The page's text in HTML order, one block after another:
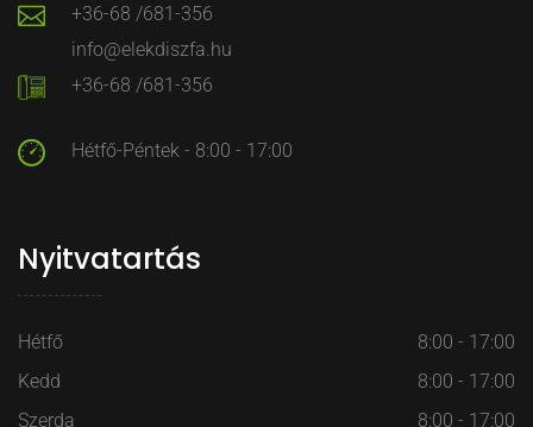
+36-68 /681-356
info@elekdiszfa.hu
+36-68 /681-356
Hétfő-Péntek - 8:00 - 17:00
Nyitvatartás
Hétfő
8:00 - 17:00
Kedd
8:00 - 17:00
Szerda
8:00 - 17:00